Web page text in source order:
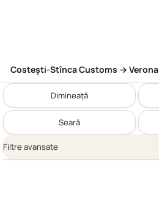
Costești-Stînca Customs → Verona
Dimineață
Seară
Filtre avansate